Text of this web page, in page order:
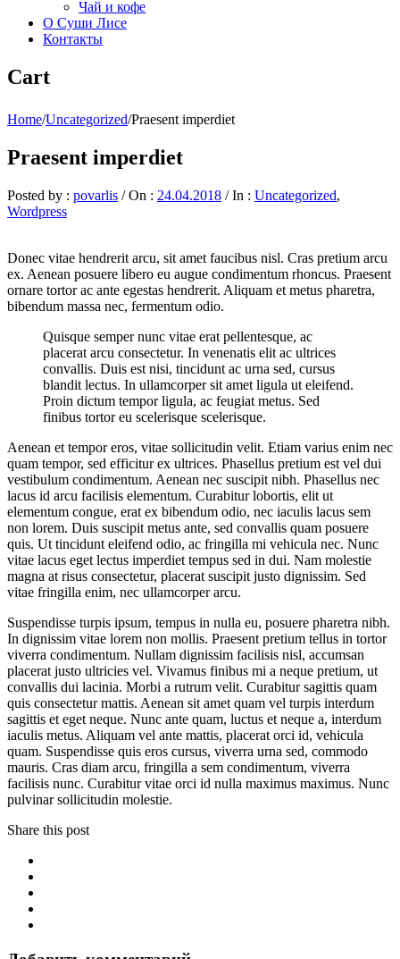
Чай и кофе
О Суши Лисе
Контакты
Cart
Home/Uncategorized/Praesent imperdiet
Praesent imperdiet
Posted by : povarlis / On : 24.04.2018 /In : Uncategorized,
Wordpress
Donec vitae hendrerit arcu, sit amet faucibus nisl. Cras pretium arcu
ex. Aenean posuere libero eu augue condimentum rhoncus. Praesent
ornare tortor ac ante egestas hendrerit. Aliquam et metus pharetra,
bibendum massa nec, fermentum odio.
Quisque semper nunc vitae erat pellentesque, ac
placerat arcu consectetur. In venenatis elit ac ultrices
convallis. Duis est nisi, tincidunt ac urna sed, cursus
blandit lectus. In ullamcorper sit amet ligula ut eleifend.
Proin dictum tempor ligula, ac feugiat metus. Sed
finibus tortor eu scelerisque scelerisque.
Aenean et tempor eros, vitae sollicitudin velit. Etiam varius enim nec
quam tempor, sed efficitur ex ultrices. Phasellus pretium est vel dui
vestibulum condimentum. Aenean nec suscipit nibh. Phasellus nec
lacus id arcu facilisis elementum. Curabitur lobortis, elit ut
elementum congue, erat ex bibendum odio, nec iaculis lacus sem
non lorem. Duis suscipit metus ante, sed convallis quam posuere
quis. Ut tincidunt eleifend odio, ac fringilla mi vehicula nec. Nunc
vitae lacus eget lectus imperdiet tempus sed in dui. Nam molestie
magna at risus consectetur, placerat suscipit justo dignissim. Sed
vitae fringilla enim, nec ullamcorper arcu.
Suspendisse turpis ipsum, tempus in nulla eu, posuere pharetra nibh.
In dignissim vitae lorem non mollis. Praesent pretium tellus in tortor
viverra condimentum. Nullam dignissim facilisis nisl, accumsan
placerat justo ultricies vel. Vivamus finibus mi a neque pretium, ut
convallis dui lacinia. Morbi a rutrum velit. Curabitur sagittis quam
quis consectetur mattis. Aenean sit amet quam vel turpis interdum
sagittis et eget neque. Nunc ante quam, luctus et neque a, interdum
iaculis metus. Aliquam vel ante mattis, placerat orci id, vehicula
quam. Suspendisse quis eros cursus, viverra urna sed, commodo
mauris. Cras diam arcu, fringilla a sem condimentum, viverra
facilisis nunc. Curabitur vitae orci id nulla maximus maximus. Nunc
pulvinar sollicitudin molestie.
Share this post